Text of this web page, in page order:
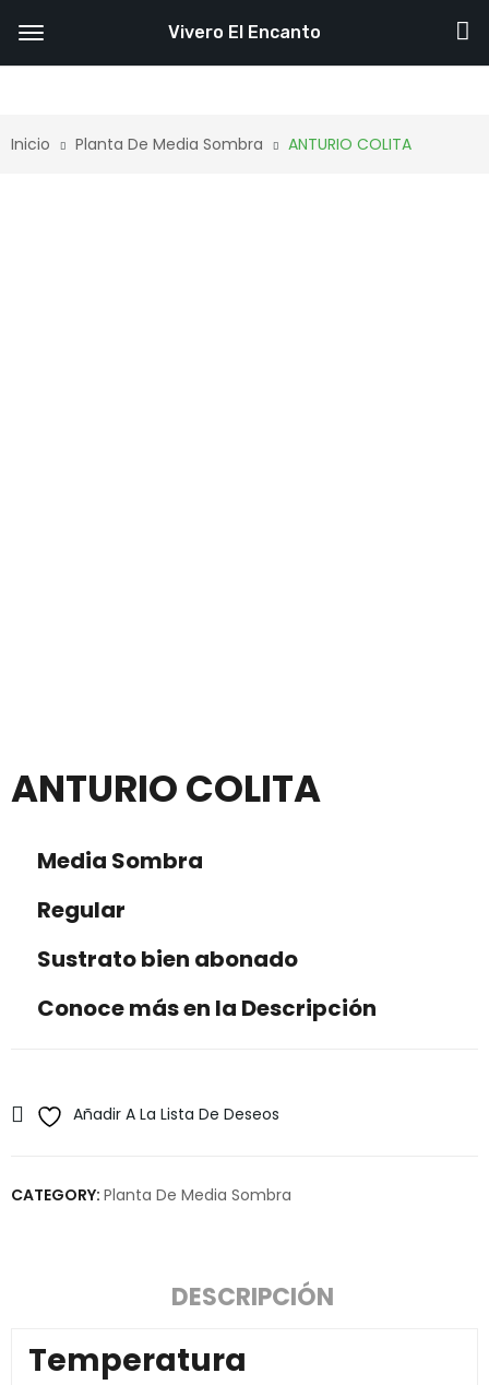
Inicio Planta De Media Sombra ANTURIO COLITA
ANTURIO COLITA
Media Sombra
Regular
Sustrato bien abonado
Conoce más en la Descripción
Añadir A La Lista De Deseos
CATEGORY: Planta De Media Sombra
DESCRIPCIÓN
Temperatura
Vivero El Encanto